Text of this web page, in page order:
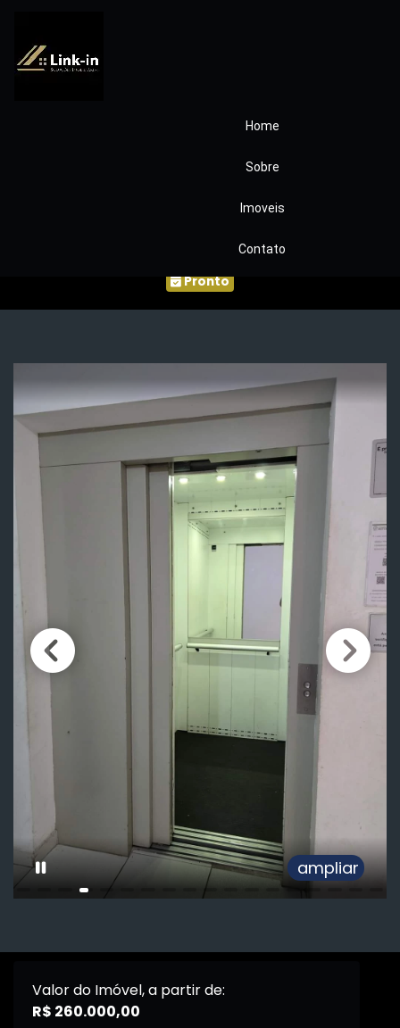
Home
Sobre
Imoveis
Contato
Condomínio
Astoria Residence
III COD91
Pronto
ampliar
Valor do Imóvel, a partir de:
R$ 260.000,00